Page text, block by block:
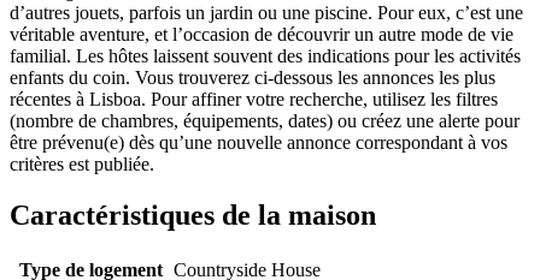
d’autres jouets, parfois un jardin ou une piscine. Pour eux, c’est une
véritable aventure, et l’occasion de découvrir un autre mode de vie
familial. Les hôtes laissent souvent des indications pour les activités
enfants du coin. Vous trouverez ci-dessous les annonces les plus
récentes à Lisboa. Pour affiner votre recherche, utilisez les filtres
(nombre de chambres, équipements, dates) ou créez une alerte pour
être prévenu(e) dès qu’une nouvelle annonce correspondant à vos
critères est publiée.
Caractéristiques de la maison
Type de logement Countryside House